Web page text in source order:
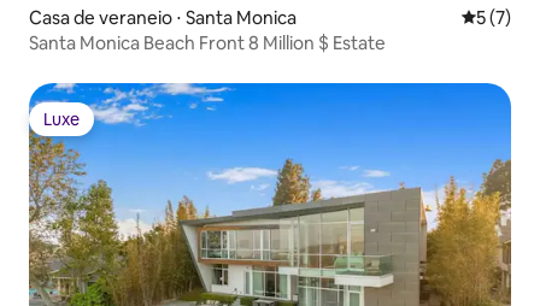
Casa de veraneio ⋅ Santa Monica 5 de
5 (7)
Santa Monica Beach Front 8 Million $ Estate
Luxe
Luxe